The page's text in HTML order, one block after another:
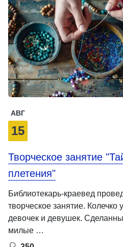
АВГ
15
Творческое занятие
плетения"
Библиотекарь-краевед
творческое занятие. Колечко
девочек и девушек.
милые …